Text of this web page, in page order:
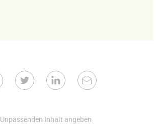
Unpassenden Inhalt angeben